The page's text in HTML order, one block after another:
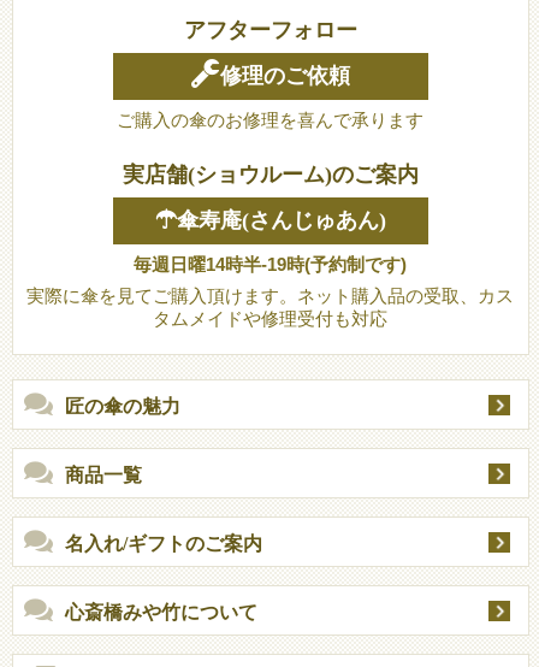
アフターフォロー
修理のご依頼
ご購入の傘のお修理を喜んで承ります
実店舗(ショウルーム)のご案内
☂傘寿庵(さんじゅあん)
毎週日曜14時半-19時(予約制です)
実際に傘を見てご購入頂けます。ネット購入品の受取、カス
タムメイドや修理受付も対応
匠の傘の魅力
商品一覧
名入れ/ギフトのご案内
心斎橋みや竹について